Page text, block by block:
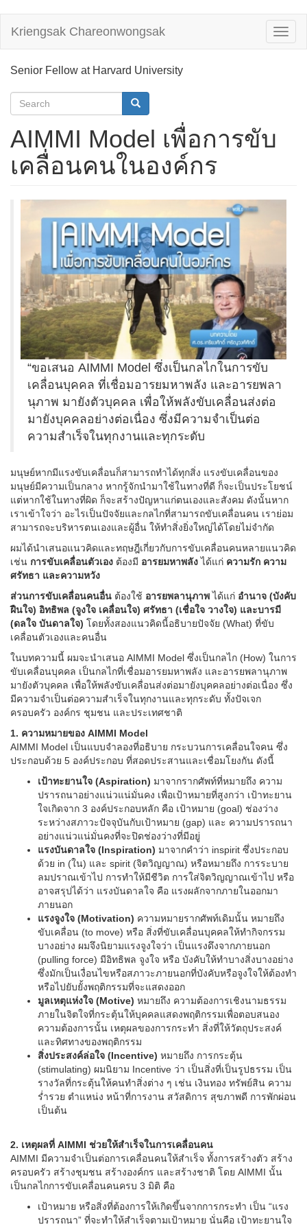
main
Kriengsak Chareonwongsak
Senior Fellow at Harvard University
Search
form
AIMMI Model เพื่อการขับ
เคลื่อนคนในองค์กร
“ขอเสนอ AIMMI Model ซึ่งเป็นกลไกในการขับ
เคลื่อนบุคคล ที่เชื่อมอารยมหาพลัง และอารยพลา
นุภาพ มายังตัวบุคคล เพื่อให้พลังขับเคลื่อนส่งต่อ
มายังบุคคลอย่างต่อเนื่อง ซึ่งมีความจำเป็นต่อ
ความสำเร็จในทุกงานและทุกระดับ
มนุษย์หากมีแรงขับเคลื่อนก็สามารถทำได้ทุกสิ่ง แรงขับเคลื่อนของ
มนุษย์มีความเป็นกลาง หากรู้จักนำมาใช้ในทางที่ดี ก็จะเป็นประโยชน์
แต่หากใช้ในทางที่ผิด ก็จะสร้างปัญหาแก่ตนเองและสังคม ดังนั้นหาก
เราเข้าใจว่า อะไรเป็นปัจจัยและกลไกที่สามารถขับเคลื่อนคน เราย่อม
สามารถจะบริหารตนเองและผู้อื่น ให้ทำสิ่งยิ่งใหญ่ได้โดยไม่จำกัด
ผมได้นำเสนอแนวคิดและทฤษฎีเกี่ยวกับการขับเคลื่อนคนหลายแนวคิด
เช่น การขับเคลื่อนตัวเอง ต้องมี อารยมหาพลังได้แก่ ความรัก ความ
ศรัทธา และความหวัง
ส่วนการขับเคลื่อนคนอื่น ต้องใช้ อารยพลานุภาพได้แก่ อำนาจ (บังคับ
ฝืนใจ) อิทธิพล (จูงใจ เคลื่อนใจ) ศรัทธา (เชื่อใจ วางใจ) และบารมี
(ดลใจ บันดาลใจ) โดยทั้งสองแนวคิดนี้อธิบายปัจจัย (What) ที่ขับ
เคลื่อนตัวเองและคนอื่น
ในบทความนี้ ผมจะนำเสนอ AIMMI Model ซึ่งเป็นกลไก (How) ในการ
ขับเคลื่อนบุคคล เป็นกลไกที่เชื่อมอารยมหาพลัง และอารยพลานุภาพ
มายังตัวบุคคล เพื่อให้พลังขับเคลื่อนส่งต่อมายังบุคคลอย่างต่อเนื่อง ซึ่ง
มีความจำเป็นต่อความสำเร็จในทุกงานและทุกระดับ ทั้งปัจเจก
ครอบครัว องค์กร ชุมชน และประเทศชาติ
1. ความหมายของ AIMMI Model
AIMMI Model เป็นแบบจำลองที่อธิบาย กระบวนการเคลื่อนใจคน ซึ่ง
ประกอบด้วย 5 องค์ประกอบ ที่สอดประสานและเชื่อมโยงกัน ดังนี้
เป้าทะยานใจ (Aspiration) มาจากรากศัพท์ที่หมายถึง ความ
ปรารถนาอย่างแน่วแน่มั่นคง เพื่อเป้าหมายที่สูงกว่า เป้าทะยาน
ใจเกิดจาก 3 องค์ประกอบหลัก คือ เป้าหมาย (goal) ช่องว่าง
ระหว่างสภาวะปัจจุบันกับเป้าหมาย (gap) และ ความปรารถนา
อย่างแน่วแน่มั่นคงที่จะปิดช่องว่างที่มีอยู่
แรงบันดาลใจ (Inspiration) มาจากคำว่า inspirit ซึ่งประกอบ
ด้วย in (ใน) และ spirit (จิตวิญญาณ) หรือหมายถึง การระบาย
ลมปราณเข้าไป การทำให้มีชีวิต การใส่จิตวิญญาณเข้าไป หรือ
อาจสรุปได้ว่า แรงบันดาลใจ คือ แรงผลักจากภายในออกมา
ภายนอก
แรงจูงใจ (Motivation) ความหมายรากศัพท์เดิมนั้น หมายถึง
ขับเคลื่อน (to move) หรือ สิ่งที่ขับเคลื่อนบุคคลให้ทำกิจกรรม
บางอย่าง ผมจึงนิยามแรงจูงใจว่า เป็นแรงดึงจากภายนอก
(pulling force) มีอิทธิพล จูงใจ หรือ บังคับให้ทำบางสิ่งบางอย่าง
ซึ่งมักเป็นเงื่อนไขหรือสภาวะภายนอกที่บังคับหรือจูงใจให้ต้องทำ
หรือไปยับยั้งพฤติกรรมที่จะแสดงออก
มูลเหตุแห่งใจ (Motive) หมายถึง ความต้องการเชิงนามธรรม
ภายในจิตใจที่กระตุ้นให้บุคคลแสดงพฤติกรรมเพื่อตอบสนอง
ความต้องการนั้น เหตุผลของการกระทำ สิ่งที่ให้วัตถุประสงค์
และทิศทางของพฤติกรรม
สิ่งประสงค์ล่อใจ (Incentive) หมายถึง การกระตุ้น
(stimulating) ผมนิยาม Incentive ว่า เป็นสิ่งที่เป็นรูปธรรม เป็น
รางวัลที่กระตุ้นให้คนทำสิ่งต่าง ๆ เช่น เงินทอง ทรัพย์สิน ความ
ร่ำรวย ตำแหน่ง หน้าที่การงาน สวัสดิการ สุขภาพดี การพักผ่อน
เป็นต้น
2. เหตุผลที่ AIMMI ช่วยให้สำเร็จในการเคลื่อนคน
AIMMI มีความจำเป็นต่อการเคลื่อนคนให้สำเร็จ ทั้งการสร้างตัว สร้าง
ครอบครัว สร้างชุมชน สร้างองค์กร และสร้างชาติ โดย AIMMI นั้น
เป็นกลไกการขับเคลื่อนคนครบ 3 มิติ คือ
เป้าหมาย หรือสิ่งที่ต้องการให้เกิดขึ้นจากการกระทำ เป็น “แรง
ปรารถนา” ที่จะทำให้สำเร็จตามเป้าหมาย นั่นคือ เป้าทะยานใจ